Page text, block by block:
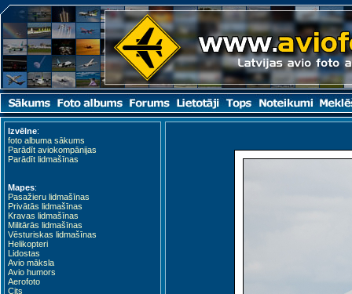
Izvēlne:
foto albuma sākums
Parādīt aviokompānijas
Parādīt lidmašīnas
Mapes:
Pasažieru lidmašīnas
Privātās lidmašīnas
Kravas lidmašīnas
Militārās lidmašīnas
Vēsturiskas lidmašīnas
Helikopteri
Lidostas
Avio māksla
Avio humors
Aerofoto
Cits